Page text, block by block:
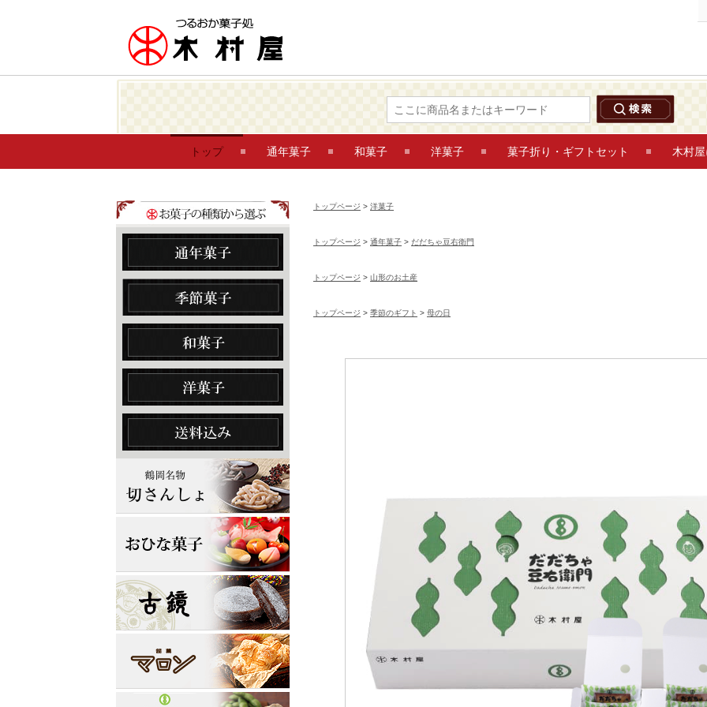
トップ 通年菓子 和菓子 洋菓子 菓子折り・ギフトセット 木村
トップページ > 洋菓子
トップページ > 通年菓子 > だだちゃ豆右衛門
トップページ > 山形のお土産
トップページ > 季節のギフト > 母の日